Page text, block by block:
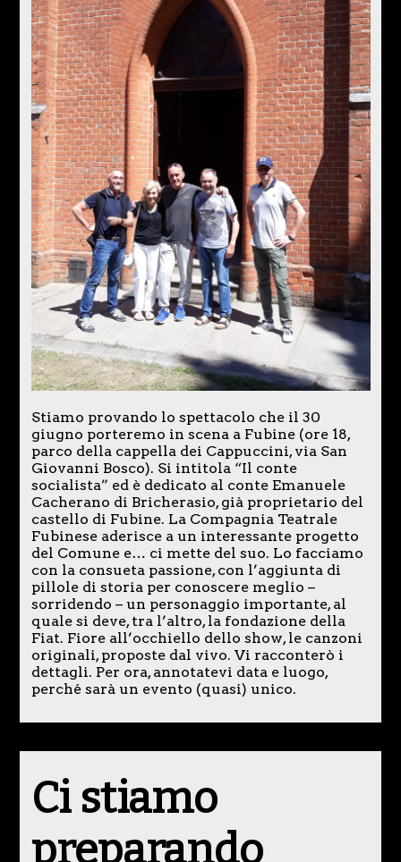
Stiamo provando lo spettacolo che il 30
giugno porteremo in scena a Fubine (ore 18,
parco della cappella dei Cappuccini, via San
Giovanni Bosco). Si intitola “Il conte
socialista” ed è dedicato al conte Emanuele
Cacherano di Bricherasio, già proprietario del
castello di Fubine. La Compagnia Teatrale
Fubinese aderisce a un interessante progetto
del Comune e… ci mette del suo. Lo facciamo
con la consueta passione, con l’aggiunta di
pillole di storia per conoscere meglio –
sorridendo – un personaggio importante, al
quale si deve, tra l’altro, la fondazione della
Fiat. Fiore all’occhiello dello show, le canzoni
originali, proposte dal vivo. Vi racconterò i
dettagli. Per ora, annotatevi data e luogo,
perché sarà un evento (quasi) unico.
Ci stiamo
preparando